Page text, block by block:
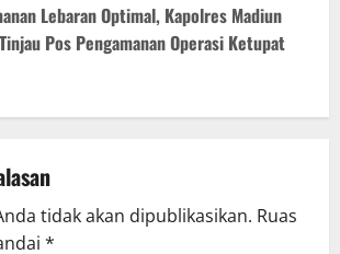
Lebaran Optimal, Kapolres Madiun
Pos Pengamanan Operasi Ketupat
tidak akan dipublikasikan. Ruas
*